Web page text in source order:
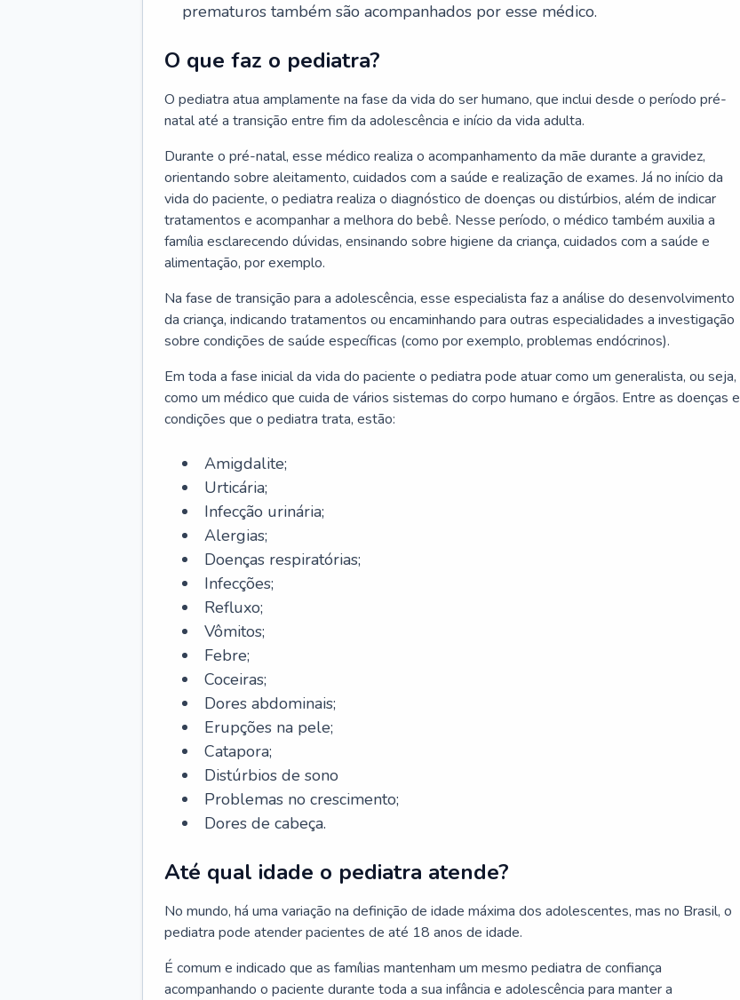
prematuros também são acompanhados por esse médico.
O que faz o pediatra?
O pediatra atua amplamente na fase da vida do ser humano, que inclui desde o período pré-
natal até a transição entre fim da adolescência e início da vida adulta.
Durante o pré-natal, esse médico realiza o acompanhamento da mãe durante a gravidez,
orientando sobre aleitamento, cuidados com a saúde e realização de exames. Já no início da
vida do paciente, o pediatra realiza o diagnóstico de doenças ou distúrbios, além de indicar
tratamentos e acompanhar a melhora do bebê. Nesse período, o médico também auxilia a
família esclarecendo dúvidas, ensinando sobre higiene da criança, cuidados com a saúde e
alimentação, por exemplo.
Na fase de transição para a adolescência, esse especialista faz a análise do desenvolvimento
da criança, indicando tratamentos ou encaminhando para outras especialidades a investigação
sobre condições de saúde específicas (como por exemplo, problemas endócrinos).
Em toda a fase inicial da vida do paciente o pediatra pode atuar como um generalista, ou seja,
como um médico que cuida de vários sistemas do corpo humano e órgãos. Entre as doenças e
condições que o pediatra trata, estão:
Amigdalite;
Urticária;
Infecção urinária;
Alergias;
Doenças respiratórias;
Infecções;
Refluxo;
Vômitos;
Febre;
Coceiras;
Dores abdominais;
Erupções na pele;
Catapora;
Distúrbios de sono
Problemas no crescimento;
Dores de cabeça.
Até qual idade o pediatra atende?
No mundo, há uma variação na definição de idade máxima dos adolescentes, mas no Brasil, o
pediatra pode atender pacientes de até 18 anos de idade.
É comum e indicado que as famílias mantenham um mesmo pediatra de confiança
acompanhando o paciente durante toda a sua infância e adolescência para manter a